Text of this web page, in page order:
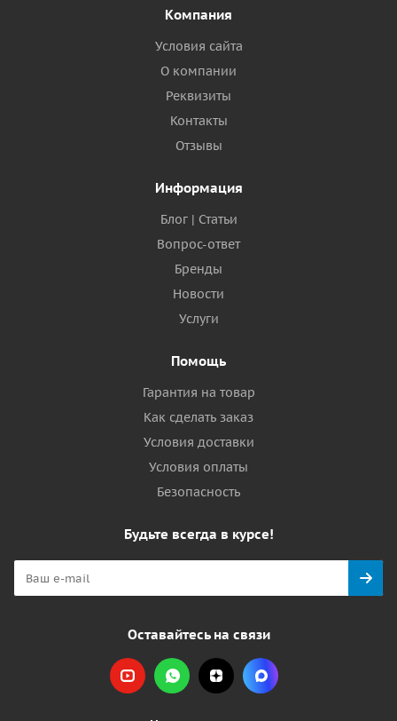
Компания
Условия сайта
О компании
Реквизиты
Контакты
Отзывы
Информация
Блог | Статьи
Вопрос-ответ
Бренды
Новости
Услуги
Помощь
Гарантия на товар
Как сделать заказ
Условия доставки
Условия оплаты
Безопасность
Будьте всегда в курсе!
Оставайтесь на связи